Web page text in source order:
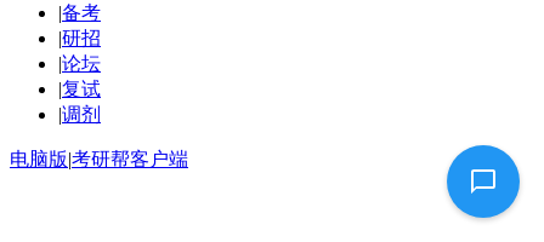
|备考
|研招
|论坛
|复试
|调剂
电脑版|考研帮客户端